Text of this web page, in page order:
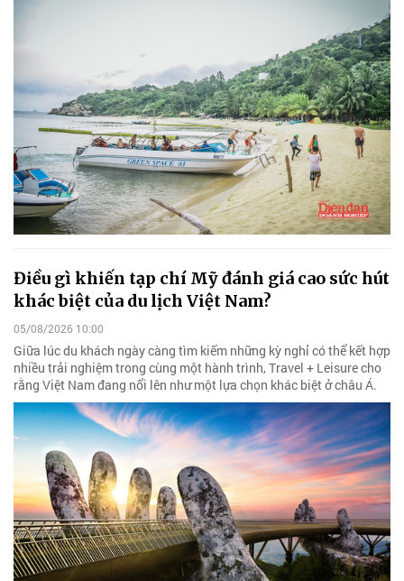
Điều gì khiến tạp chí Mỹ đánh giá cao sức hút
khác biệt của du lịch Việt Nam?
05/08/2026 10:00
Giữa lúc du khách ngày càng tìm kiếm những kỳ nghỉ có thể kết hợp
nhiều trải nghiệm trong cùng một hành trình, Travel + Leisure cho
rằng Việt Nam đang nổi lên như một lựa chọn khác biệt ở châu Á.